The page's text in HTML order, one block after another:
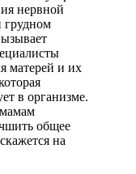
нервной
грудном
матерей и их
в организме.
общее
на